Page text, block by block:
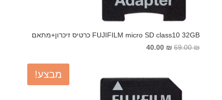
FUJIFILM micro SD class10 32GB כרטיס זיכרון+מתאם
69.00₪
המחיר
69.00 ₪.
40.00 ₪
המחיר
40.00 ₪.
מבצע!